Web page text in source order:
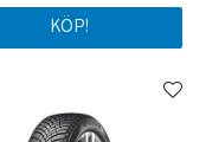
KÖP!